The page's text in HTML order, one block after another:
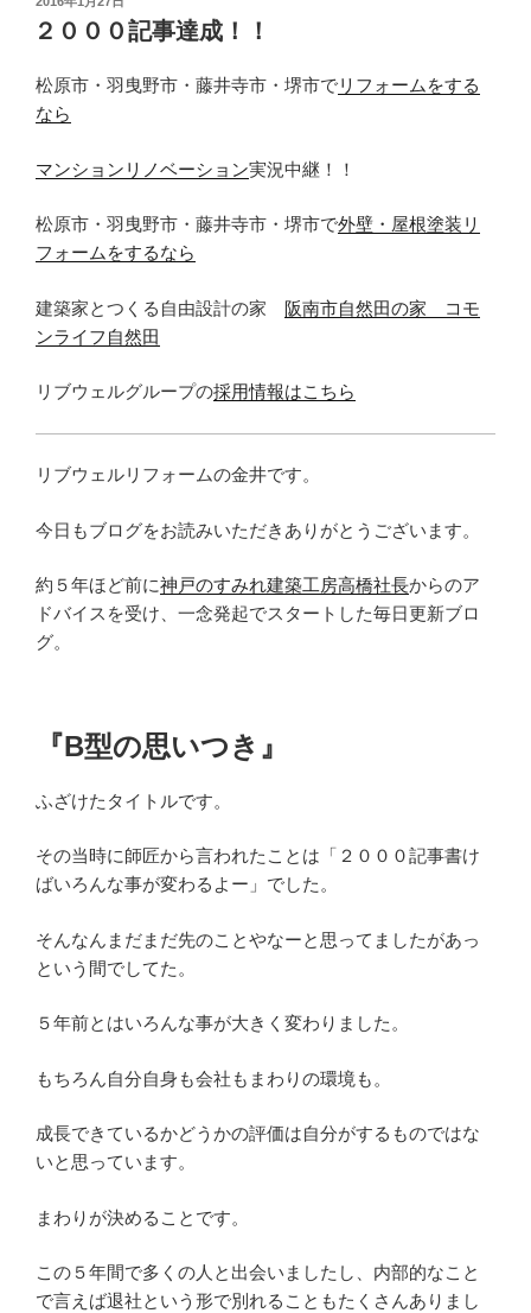
稿
日:
２０００記事達成！！
松原市・羽曳野市・藤井寺市・堺市でリフォームをする
なら
マンションリノベーション実況中継！！
松原市・羽曳野市・藤井寺市・堺市で外壁・屋根塗装リ
フォームをするなら
建築家とつくる自由設計の家 阪南市自然田の家 コモ
ンライフ自然田
リブウェルグループの採用情報はこちら
リブウェルリフォームの金井です。
今日もブログをお読みいただきありがとうございます。
約５年ほど前に神戸のすみれ建築工房高橋社長からのア
ドバイスを受け、一念発起でスタートした毎日更新ブロ
グ。
『B型の思いつき』
ふざけたタイトルです。
その当時に師匠から言われたことは「２０００記事書け
ばいろんな事が変わるよー」でした。
そんなんまだまだ先のことやなーと思ってましたがあっ
という間でしてた。
５年前とはいろんな事が大きく変わりました。
もちろん自分自身も会社もまわりの環境も。
成長できているかどうかの評価は自分がするものではな
いと思っています。
まわりが決めることです。
この５年間で多くの人と出会いましたし、内部的なこと
で言えば退社という形で別れることもたくさんありまし